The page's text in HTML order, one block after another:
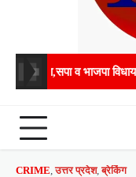
विधायक आमने-सामने
CRIME,उत्तर प्रदेश,ब्रेकिंग